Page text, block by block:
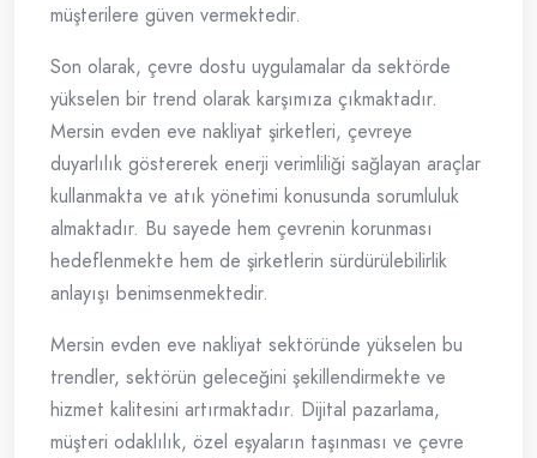
müşterilere güven vermektedir.
Son olarak, çevre dostu uygulamalar da sektörde
yükselen bir trend olarak karşımıza çıkmaktadır.
Mersin evden eve nakliyat şirketleri, çevreye
duyarlılık göstererek enerji verimliliği sağlayan araçlar
kullanmakta ve atık yönetimi konusunda sorumluluk
almaktadır. Bu sayede hem çevrenin korunması
hedeflenmekte hem de şirketlerin sürdürülebilirlik
anlayışı benimsenmektedir.
Mersin evden eve nakliyat sektöründe yükselen bu
trendler, sektörün geleceğini şekillendirmekte ve
hizmet kalitesini artırmaktadır. Dijital pazarlama,
müşteri odaklılık, özel eşyaların taşınması ve çevre